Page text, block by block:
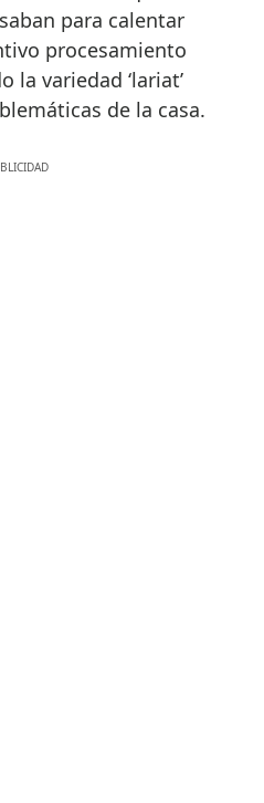
para calentar
procesamiento
la variedad ‘lariat’
de la casa.